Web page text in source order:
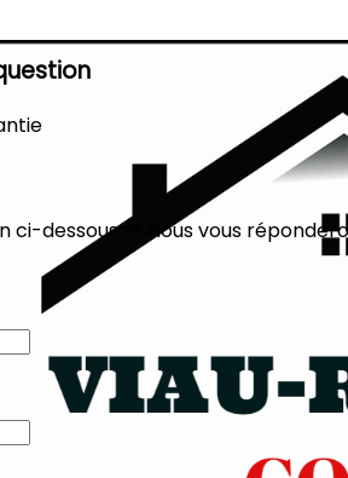
ci-dessous et nous vous